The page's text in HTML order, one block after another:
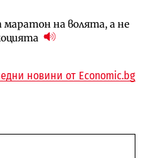
маратон на волята, а не
ще работи само още
ако сушата продължи
строи огромен
център в
новини от Economic.bg